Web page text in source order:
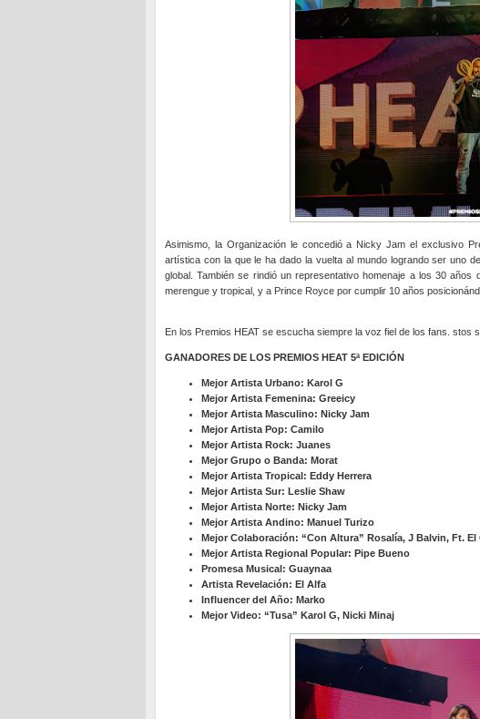
Asimismo, la Organización le concedió a Nicky Jam el exclusivo
artística con la que le ha dado la vuelta al mundo logrando ser uno
global. También se rindió un representativo homenaje a los 30
merengue y tropical, y a Prince Royce por cumplir 10 años
En los Premios HEAT se escucha siempre la voz fiel de los fans. stos
GANADORES DE LOS PREMIOS HEAT 5ª EDICIÓN
Mejor Artista Urbano: Karol G
Mejor Artista Femenina: Greeicy
Mejor Artista Masculino: Nicky Jam
Mejor Artista Pop: Camilo
Mejor Artista Rock: Juanes
Mejor Grupo o Banda: Morat
Mejor Artista Tropical: Eddy Herrera
Mejor Artista Sur: Leslie Shaw
Mejor Artista Norte: Nicky Jam
Mejor Artista Andino: Manuel Turizo
Mejor Colaboración: “Con Altura” Rosalía, J Balvin, Ft.
Mejor Artista Regional Popular: Pipe Bueno
Promesa Musical: Guaynaa
Artista Revelación: El Alfa
Influencer del Año: Marko
Mejor Video: “Tusa” Karol G, Nicki Minaj